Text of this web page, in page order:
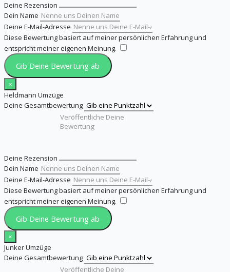
Deine Rezension
Dein Name
Deine E-Mail-Adresse
Diese Bewertung basiert auf meiner persönlichen Erfahrung und
entspricht meiner eigenen Meinung.
Gib Deine Bewertung ab
×
Heldmann Umzüge
Deine Gesamtbewertung
Deine Rezension
Dein Name
Deine E-Mail-Adresse
Diese Bewertung basiert auf meiner persönlichen Erfahrung und
entspricht meiner eigenen Meinung.
Gib Deine Bewertung ab
×
Junker Umzüge
Deine Gesamtbewertung